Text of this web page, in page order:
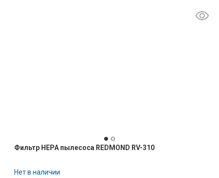
Фильтр HEPA пылесоса REDMOND RV-310
Нет в наличии